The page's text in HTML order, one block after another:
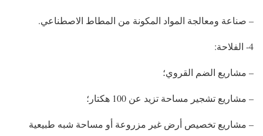
– صناعة ومعالجة المواد المكونة من المطاط الاصطناعي.
4- الفلاحة:
– مشاريع الضم القروي؛
– مشاريع تشجير مساحة تزيد عن 100 هكتار؛
– مشاريع تخصيص أرض غير مزروعة أو مساحة شبه طبيعية